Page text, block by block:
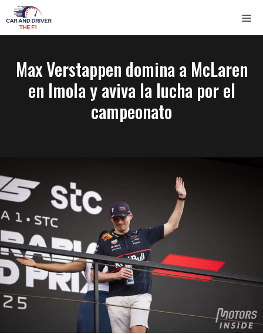
Saltar
al
contenido
Max Verstappen domina a McLaren
en Imola y aviva la lucha por el
campeonato